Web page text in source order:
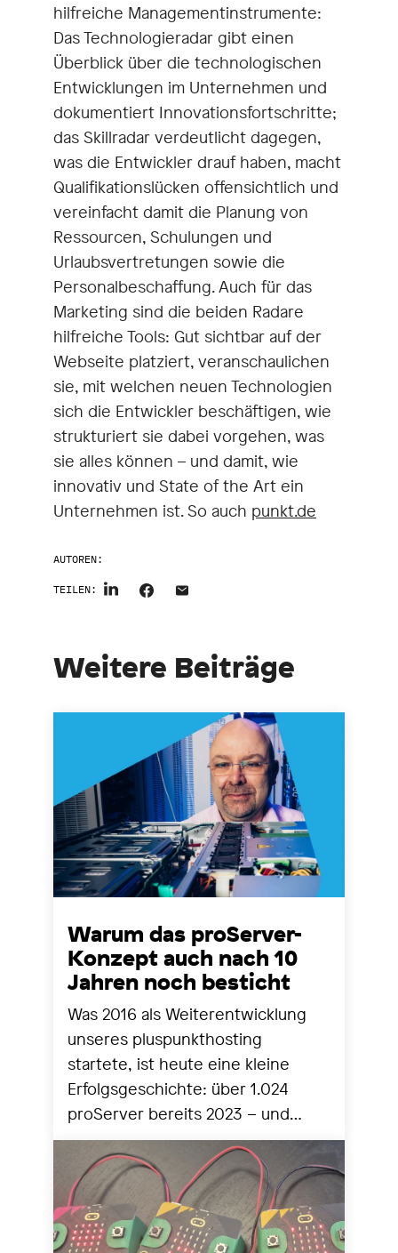
hilfreiche Managementinstrumente:
Das Technologieradar gibt einen
Überblick über die technologischen
Entwicklungen im Unternehmen und
dokumentiert Innovationsfortschritte;
das Skillradar verdeutlicht dagegen,
was die Entwickler drauf haben, macht
Qualifikationslücken offensichtlich und
vereinfacht damit die Planung von
Ressourcen, Schulungen und
Urlaubsvertretungen sowie die
Personalbeschaffung. Auch für das
Marketing sind die beiden Radare
hilfreiche Tools: Gut sichtbar auf der
Webseite platziert, veranschaulichen
sie, mit welchen neuen Technologien
sich die Entwickler beschäftigen, wie
strukturiert sie dabei vorgehen, was
sie alles können – und damit, wie
innovativ und State of the Art ein
Unternehmen ist. So auch punkt.de
AUTOREN:
TEILEN:
Weitere Beiträge
Warum das proServer-
Konzept auch nach 10
Jahren noch besticht
Was 2016 als Weiterentwicklung
unseres pluspunkthosting
startete, ist heute eine kleine
Erfolgsgeschichte: über 1.024
proServer bereits 2023 – und
seither stetig mehr. Zeit für einen
Blick zurück und nach vorne.